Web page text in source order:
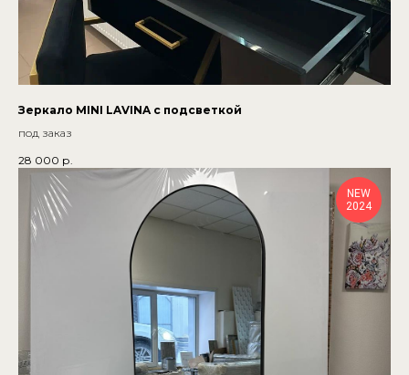
Зеркало MINI LAVINA с подсветкой
под заказ
28 000 р.
NEW
2024